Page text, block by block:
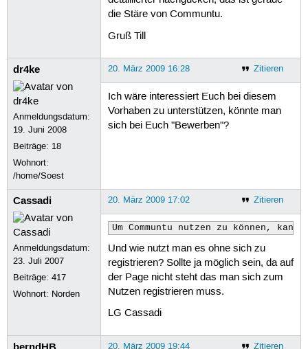
die Stäre von Communtu.
Gruß Till
dr4ke
Anmeldungsdatum:
19. Juni 2008
Beiträge: 18
Wohnort:
/home/Soest
Zitieren
20. März 2009 16:28
Ich wäre interessiert Euch bei diesem
Vorhaben zu unterstützen, könnte man
sich bei Euch "Bewerben"?
Cassadi
Anmeldungsdatum:
23. Juli 2007
Beiträge:417
Wohnort: Norden
Zitieren
20. März 2009 17:02
Um Communtu nutzen zu können,
Und wie nutzt man es ohne sich zu
registrieren? Sollte ja möglich sein, da auf
der Page nicht steht das man sich zum
Nutzen registrieren muss.
LG Cassadi
Zitieren
20. März 2009 19:44